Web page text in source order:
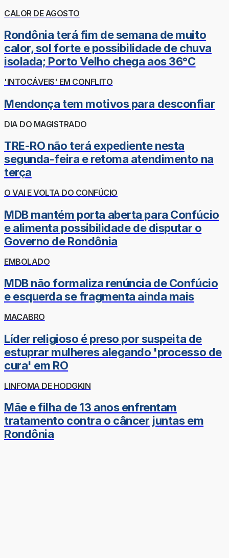
CALOR DE AGOSTO
Rondônia terá fim de semana de muito
calor, sol forte e possibilidade de chuva
isolada; Porto Velho chega aos 36°C
'INTOCÁVEIS' EM CONFLITO
Mendonça tem motivos para desconfiar
DIA DO MAGISTRADO
TRE-RO não terá expediente nesta
segunda-feira e retoma atendimento na
terça
O VAI E VOLTA DO CONFÚCIO
MDB mantém porta aberta para Confúcio
e alimenta possibilidade de disputar o
Governo de Rondônia
EMBOLADO
MDB não formaliza renúncia de Confúcio
e esquerda se fragmenta ainda mais
MACABRO
Líder religioso é preso por suspeita de
estuprar mulheres alegando 'processo de
cura' em RO
LINFOMA DE HODGKIN
Mãe e filha de 13 anos enfrentam
tratamento contra o câncer juntas em
Rondônia